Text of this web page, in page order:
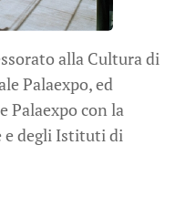
alla Cultura di
Palaexpo, ed
Palaexpo con la
e degli Istituti di